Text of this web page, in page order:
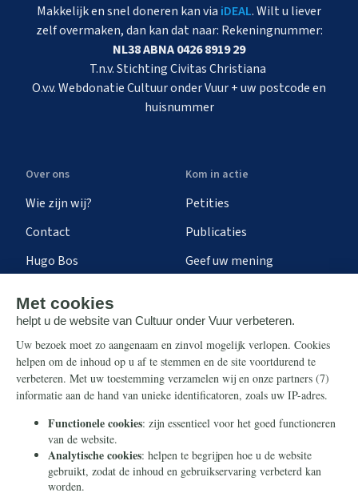
Makkelijk en snel doneren kan via iDEAL. Wilt u liever
zelf overmaken, dan kan dat naar: Rekeningnummer:
NL38 ABNA 0426 8919 29
T.n.v. Stichting Civitas Christiana
O.v.v. Webdonatie Cultuur onder Vuur + uw postcode en
huisnummer
Over ons
Wie zijn wij?
Contact
Hugo Bos
Kom in actie
Petities
Publicaties
Geef uw mening
Steun ons
Nieuwsbrief
Eenmalig
Maandelijks
Periodiek
Nalaten
Info
Contact
Ontvang onze Telegram-
berichten